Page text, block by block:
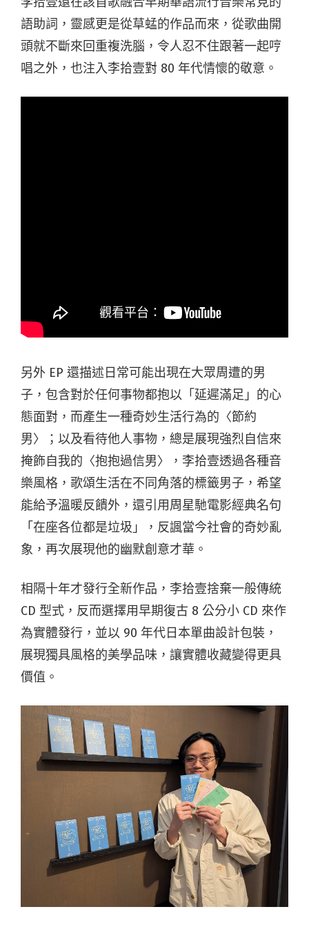
語助詞，靈感更是從草蜢的作品而來，從歌曲開
頭就不斷來回重複洗腦，令人忍不住跟著一起哼
唱之外，也注入李拾壹對 80 年代情懷的敬意。
另外 EP 還描述日常可能出現在大眾周遭的男
子，包含對於任何事物都抱以「延遲滿足」的心
態面對，而產生一種奇妙生活行為的〈節約
男〉；以及看待他人事物，總是展現強烈自信來
掩飾自我的〈抱抱過信男〉，李拾壹透過各種音
樂風格，歌頌生活在不同角落的標籤男子，希望
能給予溫暖反饋外，還引用周星馳電影經典名句
「在座各位都是垃圾」，反諷當今社會的奇妙亂
象，再次展現他的幽默創意才華。
相隔十年才發行全新作品，李拾壹捨棄一般傳統
CD 型式，反而選擇用早期復古 8 公分小 CD 來作
為實體發行，並以 90 年代日本單曲設計包裝，
展現獨具風格的美學品味，讓實體收藏變得更具
價值。